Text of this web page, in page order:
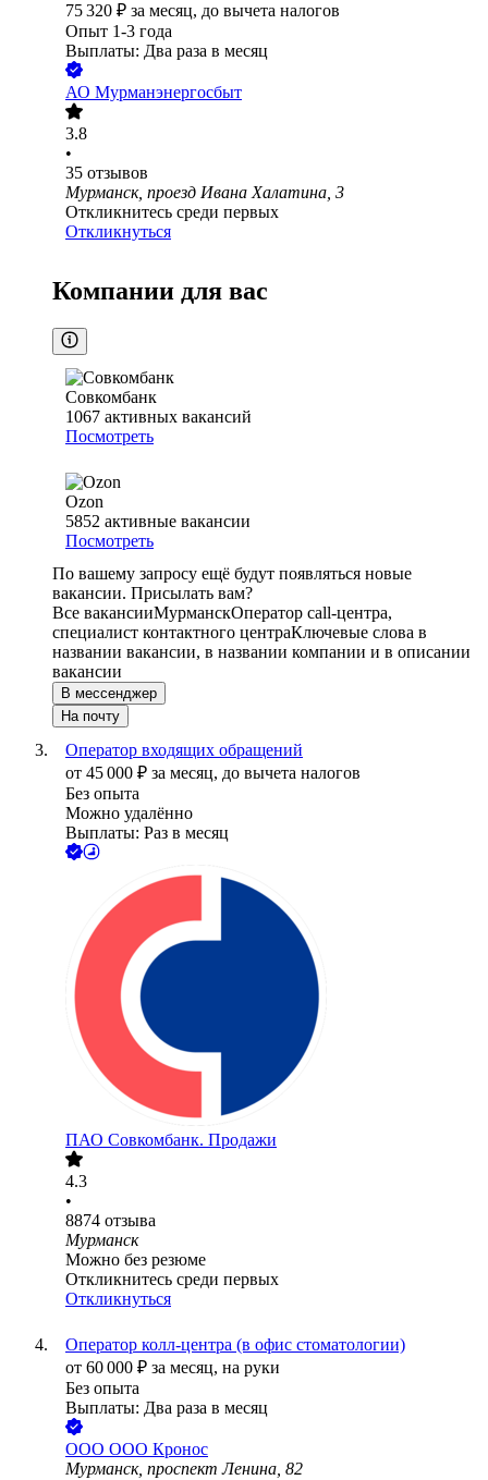
75 320 ₽ за месяц, до вычета налогов
Опыт 1-3 года
Выплаты: Два раза в месяц
АО Мурманэнергосбыт
3.8
•
35 отзывов
Мурманск, проезд Ивана Халатина, 3
Откликнитесь среди первых
Откликнуться
Компании для вас
Совкомбанк
1067 активных вакансий
Посмотреть
Ozon
5852 активные вакансии
Посмотреть
По вашему запросу ещё будут появляться новые
вакансии. Присылать вам?
Все вакансииМурманскОператор call-центра,
специалист контактного центраКлючевые слова в
названии вакансии, в названии компании и в описании
вакансии
В мессенджер
На почту
Оператор входящих обращений
от 45 000 ₽ за месяц, до вычета налогов
Без опыта
Можно удалённо
Выплаты: Раз в месяц
ПАО Совкомбанк. Продажи
4.3
•
8874 отзыва
Мурманск
Можно без резюме
Откликнитесь среди первых
Откликнуться
Оператор колл-центра (в офис стоматологии)
от 60 000 ₽ за месяц, на руки
Без опыта
Выплаты: Два раза в месяц
ООО ООО Кронос
Мурманск, проспект Ленина, 82